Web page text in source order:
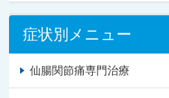
症状別メニュー
仙腸関節痛専門治療